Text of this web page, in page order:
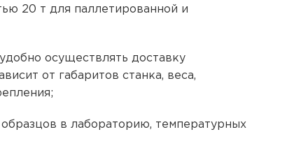
20 т для паллетированной и
осуществлять доставку
от габаритов станка, веса,
в лабораторию, температурных